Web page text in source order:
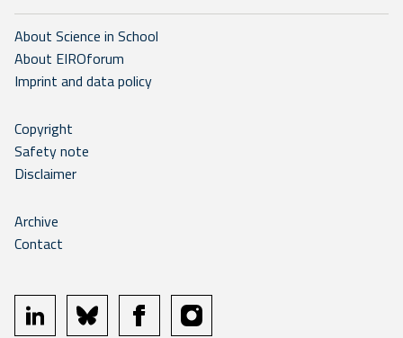
About Science in School
About EIROforum
Imprint and data policy
Copyright
Safety note
Disclaimer
Archive
Contact
linkedin bluesky facebookinstagram